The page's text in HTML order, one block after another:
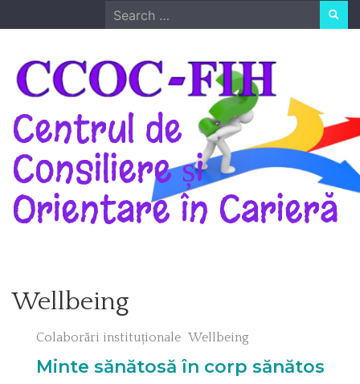
to
Search
for:
Centrul de
Consiliere și
Orientare în Carieră
Wellbeing
Colaborări instituționale Wellbeing
Minte sănătosă în corp sănătos